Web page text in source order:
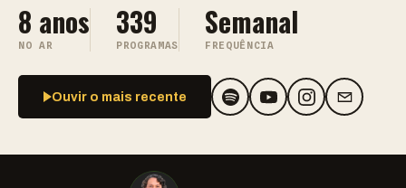
8 anos
NO AR
339
PROGRAMAS
Semanal
FREQUÊNCIA
Ouvir o mais recente